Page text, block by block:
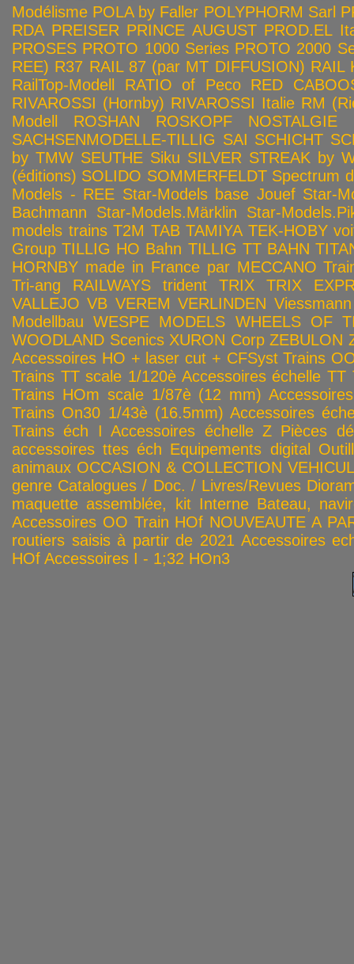
Modélisme POLA by Faller POLYPHORM Sarl
RDA PREISER PRINCE AUGUST PROD.EL
PROSES PROTO 1000 Series PROTO 2000
REE) R37 RAIL 87 (par MT DIFFUSION) RAIL
RailTop-Modell
RATIO of Peco
RED
RIVAROSSI (Hornby) RIVAROSSI Italie RM
Modell
ROSHAN ROSKOPF NOSTALGIE
SACHSENMODELLE-TILLIG SAI SCHICHT
by TMW SEUTHE Siku SILVER STREAK by
(éditions) SOLIDO SOMMERFELDT Spectrum
Models - REE Star-Models base Jouef Star-
Bachmann
Star-Models.Märklin
Star-
models trains T2M TAB TAMIYA TEK-HOBY
Group TILLIG HO Bahn TILLIG TT BAHN
HORNBY made in France par MECCANO
Tri-ang RAILWAYS
trident TRIX
TRIX
VALLEJO VB VEREM VERLINDEN Viessmann
Modellbau WESPE MODELS WHEELS OF
WOODLAND Scenics XURON Corp ZEBULON
Accessoires HO + laser cut + CFSyst Trains
Trains TT scale 1/120è Accessoires échelle TT
Trains HOm scale 1/87è (12 mm)
Trains On30 1/43è (16.5mm) Accessoires
Trains éch I Accessoires échelle Z Pièces
accessoires ttes éch Equipements digital
animaux OCCASION & COLLECTION
genre Catalogues / Doc. / Livres/Revues
maquette assemblée, kit Interne Bateau,
Accessoires OO Train HOf NOUVEAUTE A
routiers saisis à partir de 2021 Accessoires
HOf Accessoires I - 1;32 HOn3